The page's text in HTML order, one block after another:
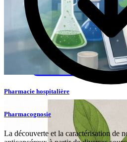
Pharmacie hospitalière
Pascal Bonnabry
Professeur associé
Medication safetyHuman factors &
Accéder
Pharmacognosie
La découverte et la caractérisation de